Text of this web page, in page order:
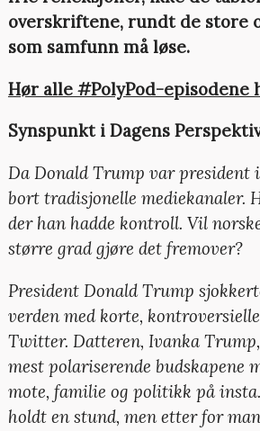
overskriftene, rundt de store
som samfunn må løse.
Hør alle #PolyPod-episodene
Synspunkt i Dagens
Da Donald Trump var president
bort tradisjonelle mediekanaler.
der han hadde kontroll. Vil
større grad gjøre det fremover?
President Donald Trump
verden med korte,
Twitter. Datteren, Ivanka
mest polariserende budskapene
mote, familie og politikk på
holdt en stund, men etter for